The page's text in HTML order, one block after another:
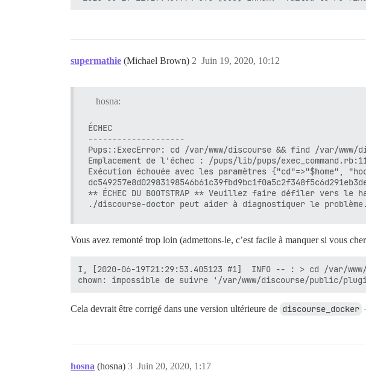
supermathie (Michael Brown) Juin 19, 2020, 10:12
2
hosna:
ÉCHEC
--------------------
Pups::ExecError: cd /var/www/discourse && find /var/
Emplacement de l'échec : /pups/lib/pups/
Exécution échouée avec les paramètres {"cd"=>"$home",
** ÉCHEC DU BOOTSTRAP ** Veuillez faire défiler vers
Vous avez remonté trop loin (admettons-le, c’est facile à manquer si vous
I, [2020-06-19T21:29:53.405123 #1]  INFO -- : > cd /var/
Cela devrait être corrigé dans une version ultérieure de discourse_docker
hosna (hosna) Juin 20, 2020, 1:17
3